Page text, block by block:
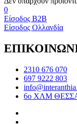
0
Είσοδος B2B
Είσοδος Ολλανδία
2310 676 070
697 9222 803
6ο ΧΛΜ